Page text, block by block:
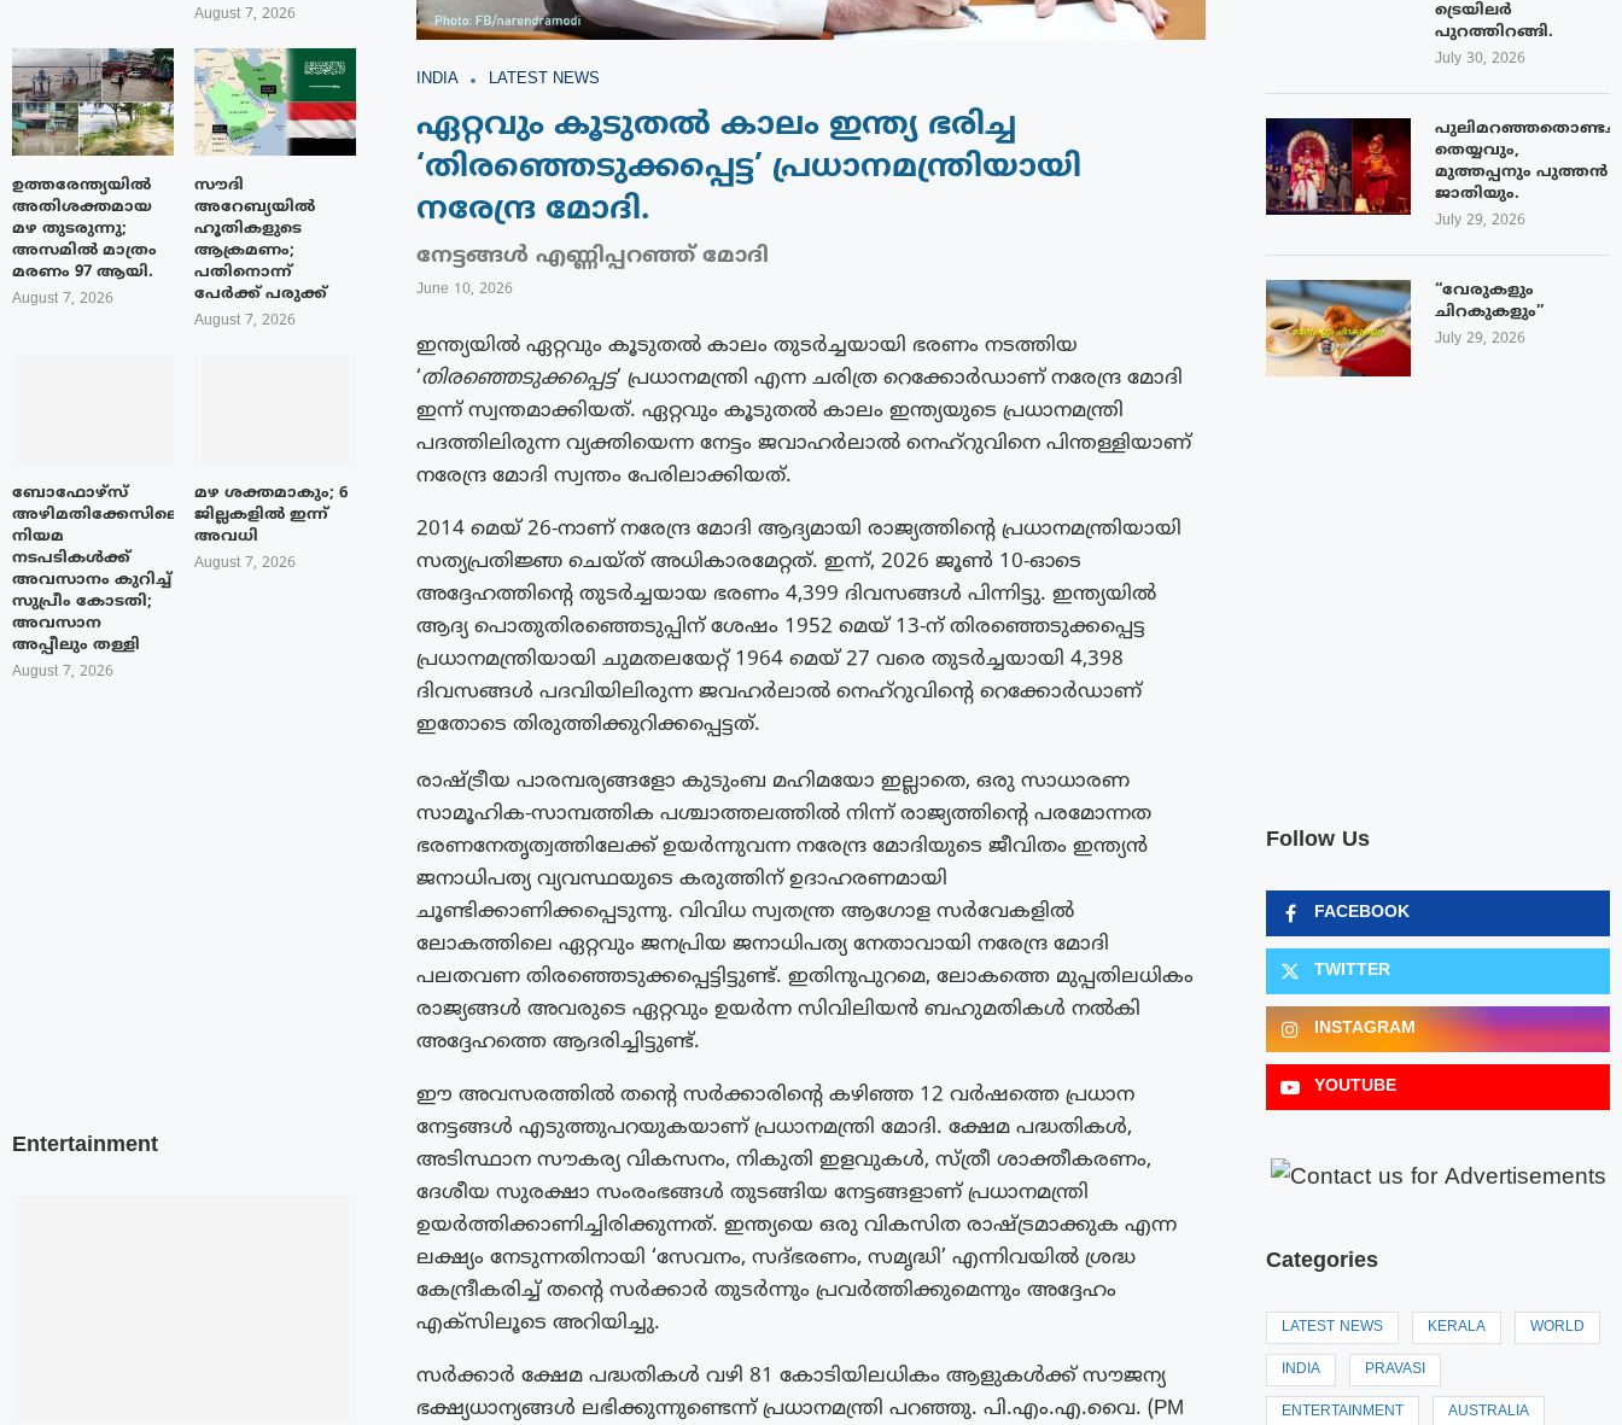
INDIA LATEST NEWS
ഏറ്റവും കൂടുതല്‍ കാലം ഇന്ത്യ ഭരിച്ച
‘തിരഞ്ഞെടുക്കപ്പെട്ട’ പ്രധാനമന്ത്രിയായി
നരേന്ദ്ര മോദി.
നേട്ടങ്ങൾ എണ്ണിപ്പറഞ്ഞ് മോദി
June 10, 2026
ഇന്ത്യയില്‍ ഏറ്റവും കൂടുതല്‍ കാലം തുടര്‍ച്ചയായി ഭരണം നടത്തിയ
‘തിരഞ്ഞെടുക്കപ്പെട്ട’ പ്രധാനമന്ത്രി എന്ന ചരിത്ര റെക്കോര്‍ഡാണ് നരേന്ദ്ര മോദി
ഇന്ന് സ്വന്തമാക്കിയത്. ഏറ്റവും കൂടുതൽ കാലം ഇന്ത്യയുടെ പ്രധാനമന്ത്രി
പദത്തിലിരുന്ന വ്യക്തിയെന്ന നേട്ടം ജവാഹർലാൽ നെഹ്റുവിനെ പിന്തള്ളിയാണ്
നരേന്ദ്ര മോദി സ്വന്തം പേരിലാക്കിയത്.
2014 മെയ് 26-നാണ് നരേന്ദ്ര മോദി ആദ്യമായി രാജ്യത്തിന്റെ പ്രധാനമന്ത്രിയായി
സത്യപ്രതിജ്ഞ ചെയ്ത് അധികാരമേറ്റത്. ഇന്ന്, 2026 ജൂൺ 10-ഓടെ
അദ്ദേഹത്തിൻ്റെ തുടർച്ചയായ ഭരണം 4,399 ദിവസങ്ങൾ പിന്നിട്ടു. ഇന്ത്യയിൽ
ആദ്യ പൊതുതിരഞ്ഞെടുപ്പിന് ശേഷം 1952 മെയ് 13-ന് തിരഞ്ഞെടുക്കപ്പെട്ട
പ്രധാനമന്ത്രിയായി ചുമതലയേറ്റ് 1964 മെയ് 27 വരെ തുടർച്ചയായി 4,398
ദിവസങ്ങൾ പദവിയിലിരുന്ന ജവഹർലാൽ നെഹ്റുവിൻ്റെ റെക്കോർഡാണ്
ഇതോടെ തിരുത്തിക്കുറിക്കപ്പെട്ടത്.
രാഷ്ട്രീയ പാരമ്പര്യങ്ങളോ കുടുംബ മഹിമയോ ഇല്ലാതെ, ഒരു സാധാരണ
സാമൂഹിക-സാമ്പത്തിക പശ്ചാത്തലത്തിൽ നിന്ന് രാജ്യത്തിന്റെ പരമോന്നത
ഭരണനേതൃത്വത്തിലേക്ക് ഉയർന്നുവന്ന നരേന്ദ്ര മോദിയുടെ ജീവിതം ഇന്ത്യൻ
ജനാധിപത്യ വ്യവസ്ഥയുടെ കരുത്തിന് ഉദാഹരണമായി
ചൂണ്ടിക്കാണിക്കപ്പെടുന്നു. വിവിധ സ്വതന്ത്ര ആഗോള സർവേകളിൽ
ലോകത്തിലെ ഏറ്റവും ജനപ്രിയ ജനാധിപത്യ നേതാവായി നരേന്ദ്ര മോദി
പലതവണ തിരഞ്ഞെടുക്കപ്പെട്ടിട്ടുണ്ട്. ഇതിനുപുറമെ, ലോകത്തെ മുപ്പതിലധികം
രാജ്യങ്ങൾ അവരുടെ ഏറ്റവും ഉയർന്ന സിവിലിയൻ ബഹുമതികൾ നൽകി
അദ്ദേഹത്തെ ആദരിച്ചിട്ടുണ്ട്.
ഈ അവസരത്തിൽ തന്റെ സർക്കാരിന്റെ കഴിഞ്ഞ 12 വർഷത്തെ പ്രധാന
നേട്ടങ്ങൾ എടുത്തുപറയുകയാണ് പ്രധാനമന്ത്രി മോദി. ക്ഷേമ പദ്ധതികൾ,
അടിസ്ഥാന സൗകര്യ വികസനം, നികുതി ഇളവുകൾ, സ്ത്രീ ശാക്തീകരണം,
ദേശീയ സുരക്ഷാ സംരംഭങ്ങൾ തുടങ്ങിയ നേട്ടങ്ങളാണ് പ്രധാനമന്ത്രി
ഉയർത്തിക്കാണിച്ചിരിക്കുന്നത്. ഇന്ത്യയെ ഒരു വികസിത രാഷ്ട്രമാക്കുക എന്ന
ലക്ഷ്യം നേടുന്നതിനായി ‘സേവനം, സദ്ഭരണം, സമൃദ്ധി’ എന്നിവയിൽ ശ്രദ്ധ
കേന്ദ്രീകരിച്ച് തന്റെ സർക്കാർ തുടർന്നും പ്രവർത്തിക്കുമെന്നും അദ്ദേഹം
എക്‌സിലൂടെ അറിയിച്ചു.
സർക്കാർ ക്ഷേമ പദ്ധതികൾ വഴി 81 കോടിയിലധികം ആളുകൾക്ക് സൗജന്യ
ഭക്ഷ്യധാന്യങ്ങൾ ലഭിക്കുന്നുണ്ടെന്ന് പ്രധാനമന്ത്രി പറഞ്ഞു. പി.എം.എ.വൈ. (PM
ട്രെയിലർ
പുറത്തിറങ്ങി.
July 30, 2026
തെയ്യവും,
മുത്തപ്പനും പുത്തൻ
ജാതിയും.
July 29, 2026
“വേരുകളും
ചിറകുകളും”
July 29, 2026
Follow Us
FACEBOOK
TWITTER
INSTAGRAM
YOUTUBE
Categories
LATEST NEWS KERALA WORLD
INDIA PRAVASI
ENTERTAINMENT AUSTRALIA
August 7, 2026
ഉത്തരേന്ത്യയിൽ
അതിശക്തമായ
മഴ തുടരുന്നു;
അസമിൽ മാത്രം
മരണം 97 ആയി.
August 7, 2026
സൗദി
അറേബ്യയിൽ
ഹൂതികളുടെ
ആക്രമണം;
പതിനൊന്ന്
പേർക്ക് പരുക്ക്
August 7, 2026
ബോഫോഴ്‌സ്
അഴിമതിക്കേസിലെ
നിയമ
നടപടികൾക്ക്
അവസാനം കുറിച്ച്
സുപ്രീം കോടതി;
അവസാന
അപ്പീലും തള്ളി
August 7, 2026
മഴ ശക്തമാകും; 6
ജില്ലകളിൽ ഇന്ന്
അവധി
August 7, 2026
Entertainment